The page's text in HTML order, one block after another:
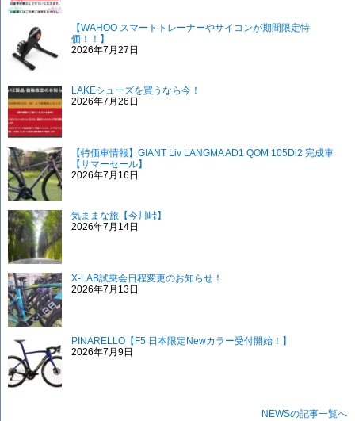
【WAHOO スマートトレーナーやサイコンが期間限定特
価！！】
2026年7月27日
LAKEシューズを買うなら今！
2026年7月26日
【特価車情報】GIANT Liv LANGMA AD1 QOM 105Di2 完成車
【サマーセール】
2026年7月16日
気ままな旅【今川峠】
2026年7月14日
X-LAB試乗会日程変更のお知らせ！
2026年7月13日
PINARELLO【F5 日本限定Newカラー受付開始！】
2026年7月9日
NEWSの記事一覧へ